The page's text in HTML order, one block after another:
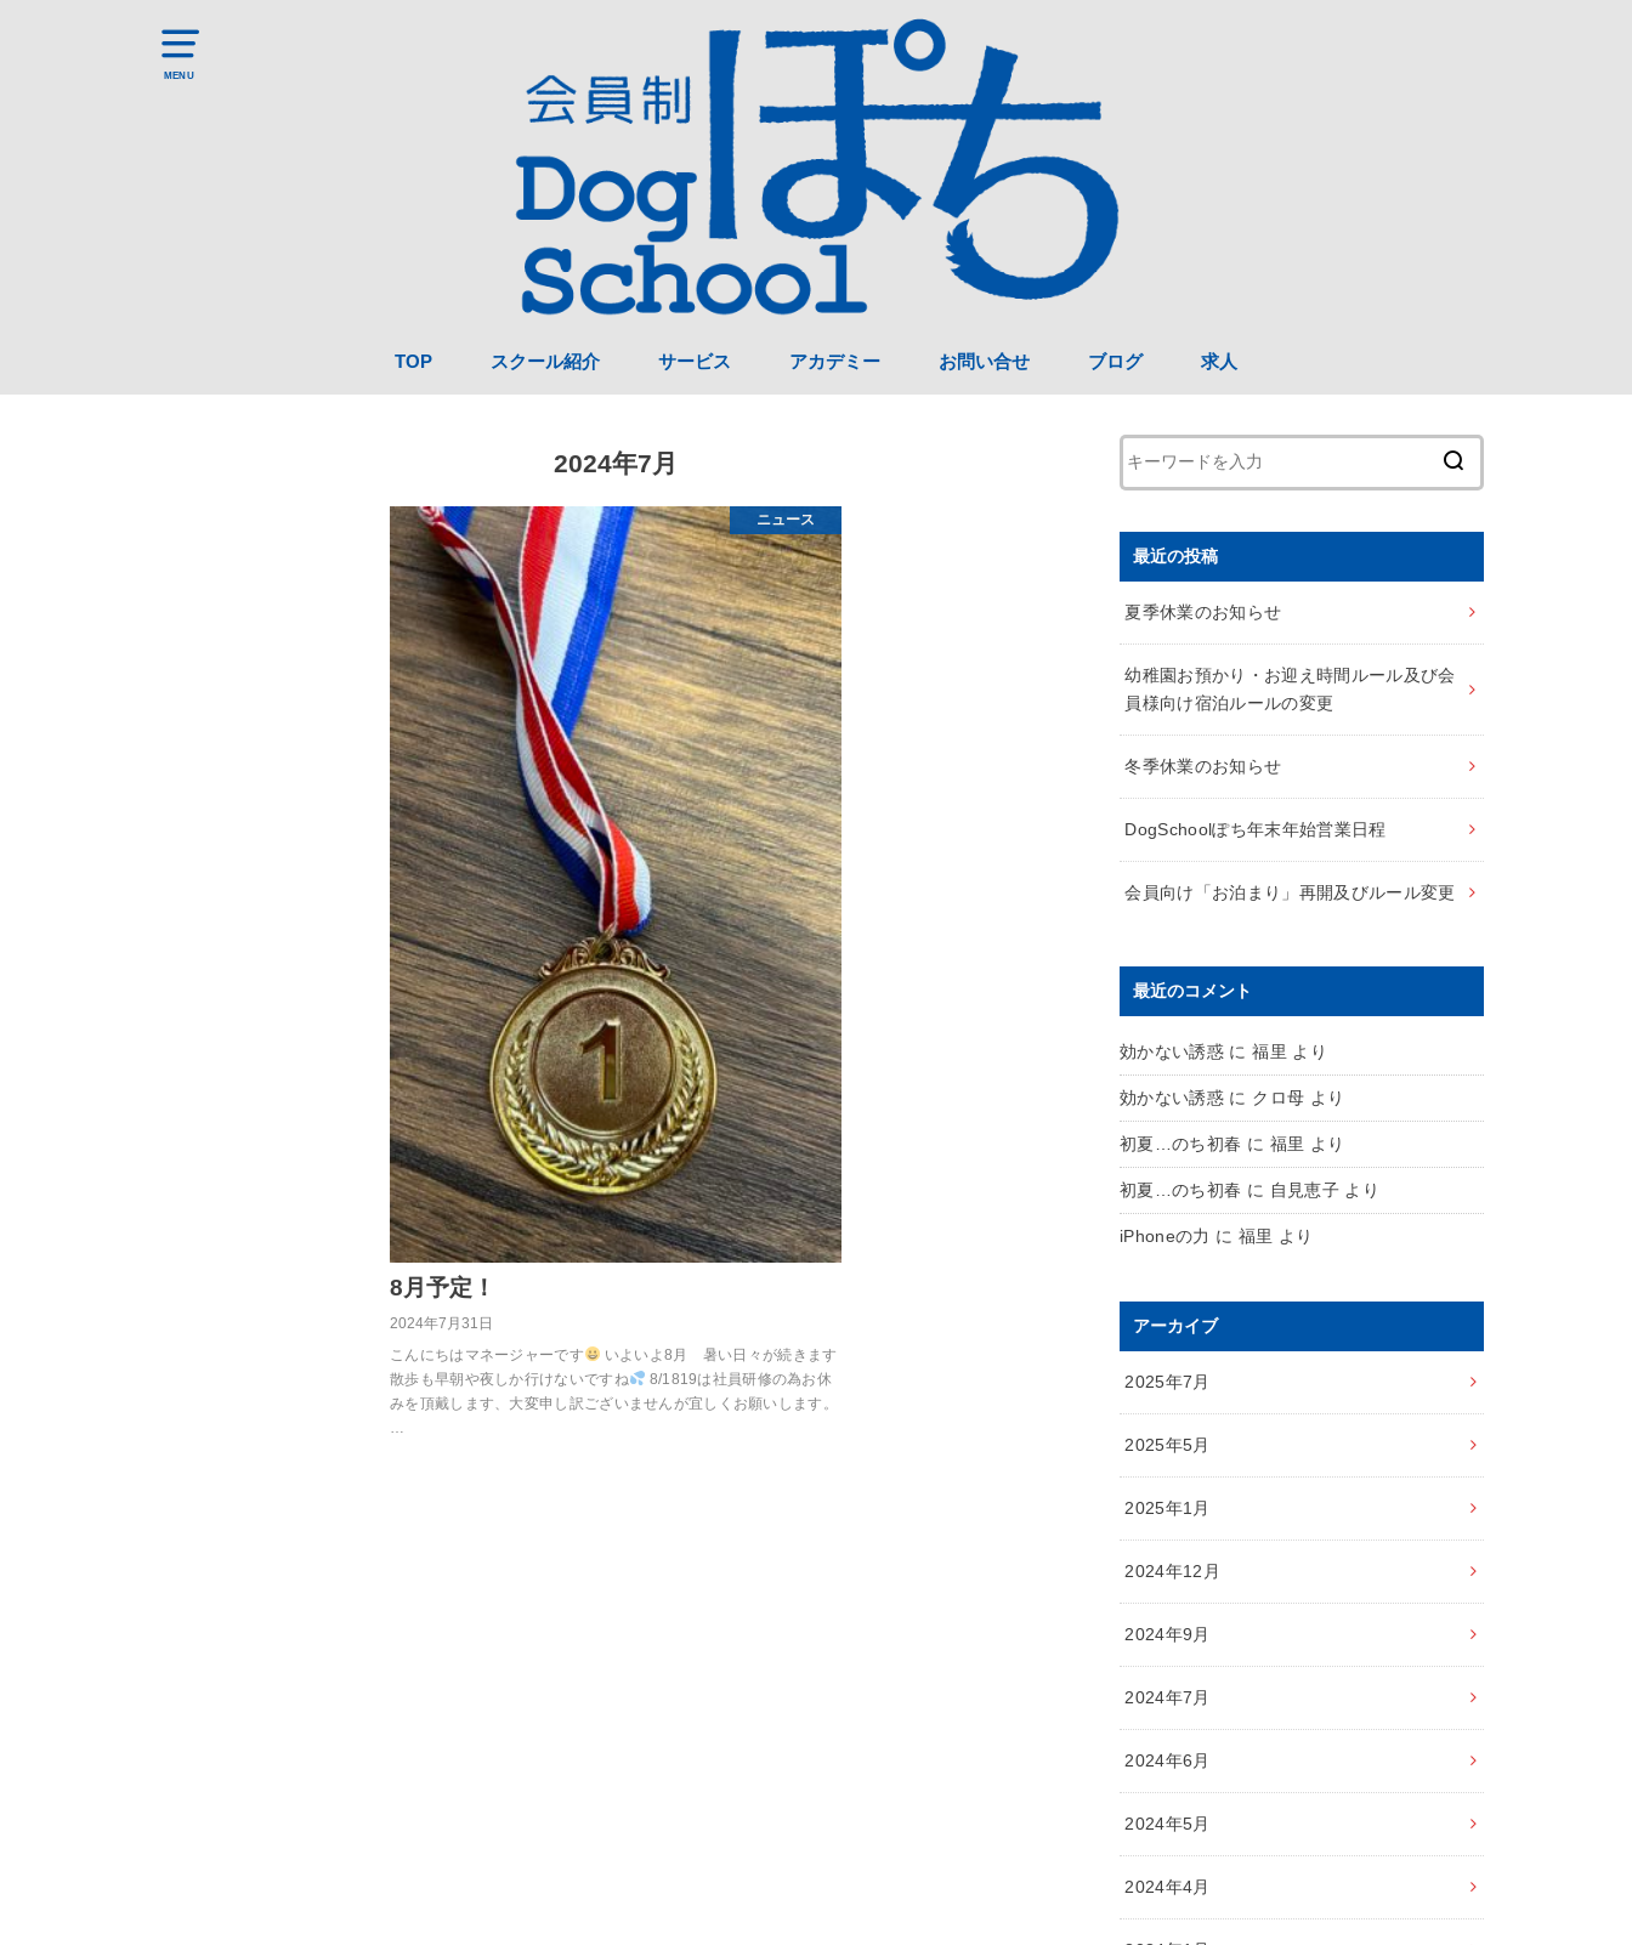
MENU
TOP スクール紹介 サービス アカデミー お問い合せ ブログ 求人
2024年7月
ニュース
8月予定！
2024年7月31日
こんにちはマネージャーです
いよいよ8月 暑い日々が続きます
散歩も早朝や夜しか行けないですね
8/1819は社員研修の為お休
みを頂戴します、大変申し訳ございませんが宜しくお願いします。
最近の投稿
夏季休業のお知らせ
幼稚園お預かり・お迎え時間ルール及び会
員様向け宿泊ルールの変更
冬季休業のお知らせ
DogSchoolぽち年末年始営業日程
会員向け「お泊まり」再開及びルール変更
最近のコメント
効かない誘惑 に福里 より
効かない誘惑 に クロ母 より
初夏…のち初春 に 福里 より
初夏…のち初春 に 自見恵子より
iPhoneの力 に 福里 より
アーカイブ
2025年7月
2025年5月
2025年1月
2024年12月
2024年9月
2024年7月
2024年6月
2024年5月
2024年4月